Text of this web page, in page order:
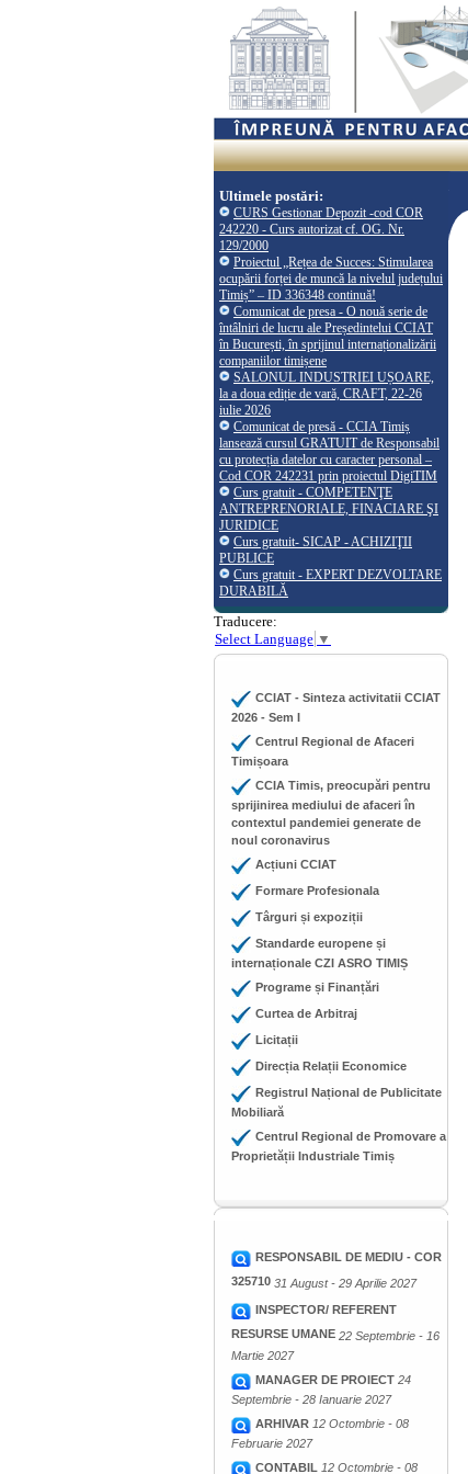
Ultimele postări:
CURS Gestionar Depozit -cod COR
242220 - Curs autorizat cf. OG. Nr.
129/2000
Proiectul „Rețea de Succes: Stimularea
ocupării forței de muncă la nivelul județului
Timiș” – ID 336348 continuă!
Comunicat de presa - O nouă serie de
întâlniri de lucru ale Președintelui CCIAT
în București, în sprijinul internaționalizării
companiilor timișene
SALONUL INDUSTRIEI UȘOARE,
la a doua ediție de vară, CRAFT, 22-26
iulie 2026
Comunicat de presă - CCIA Timiș
lansează cursul GRATUIT de Responsabil
cu protecția datelor cu caracter personal –
Cod COR 242231 prin proiectul DigiTIM
Curs gratuit - COMPETENŢE
ANTREPRENORIALE, FINACIARE ŞI
JURIDICE
Curs gratuit- SICAP - ACHIZIŢII
PUBLICE
Curs gratuit - EXPERT DEZVOLTARE
DURABILĂ
Traducere:
Select Language ▼
CCIAT - Sinteza activitatii CCIAT
2026 - Sem I
Centrul Regional de Afaceri
Timișoara
CCIA Timis, preocupări pentru
sprijinirea mediului de afaceri în
contextul pandemiei generate de
noul coronavirus
Acțiuni CCIAT
Formare Profesionala
Târguri și expoziții
Standarde europene și
internaționale CZI ASRO TIMIȘ
Programe și Finanțări
Curtea de Arbitraj
Licitații
Direcția Relații Economice
Registrul Național de Publicitate
Mobiliară
Centrul Regional de Promovare a
Proprietății Industriale Timiș
RESPONSABIL DE MEDIU - COR
325710 31 August - 29 Aprilie 2027
INSPECTOR/ REFERENT
RESURSE UMANE 22 Septembrie - 16
Martie 2027
MANAGER DE PROIECT 24
Septembrie - 28 Ianuarie 2027
ARHIVAR 12 Octombrie - 08
Februarie 2027
CONTABIL 12 Octombrie - 08